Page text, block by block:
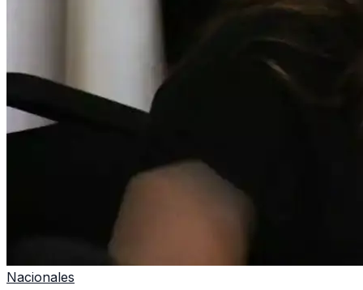
Nacionales